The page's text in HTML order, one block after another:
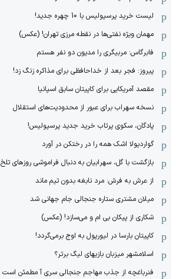
لیست خرید پرسپولیس با 10 چهره جدید!
مهمان‌ ویژه نفتی‌ها در نقطه مرزی تهران! (عکس)
فابرگاس: مربیگری را مدیون دو نفر هستم
پیروز: فجر بعد از خداحافظی برای مذاکره زنگ زد!
مقصد آمریکایی برای کاپیتان سابق اسپانیا
نسخه سهراب برای عبور از محدودیت‌های استقلال
پادگان، سکوی پرتاب خرید جدید پرسپولیس!
گواردیولا اشک همه را در رختکن در آورد
بازگشت با گل، سهرابیان به دنبال فراموشی روزهای تلخ
از عرش به فرش: مرد نابغه‌ بدون تیم ماند
میلان مشتری ستاره جنجالی جام جهانی شد
شکاری از پیکان بی ام و می‌سازد! (عکس)
کاپیتان بارسا در لیورپول به اوج برمی‌گردد!
اسلامشهر میزبان بازیهای لیگ برتر؟
فنرباغچه از جذب مهاجم جنجالی سری آ مطمئن است